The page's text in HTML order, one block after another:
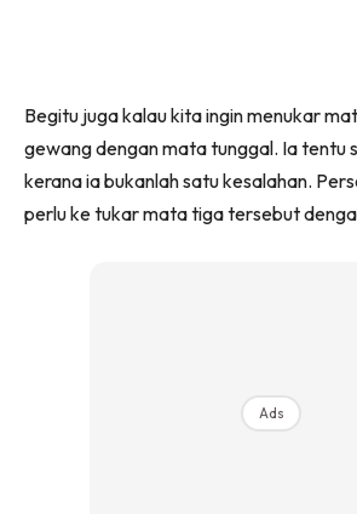
Begitu juga kalau kita ingin menukar
gewang dengan mata tunggal. Ia tentu
kerana ia bukanlah satu kesalahan.
perlu ke tukar mata tiga tersebut
Ads